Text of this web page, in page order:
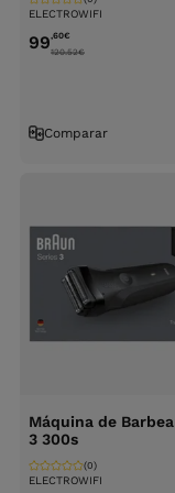
ELECTROWIFI
99,60€
120.52€
Comparar
Máquina de
3 300s
ELECTROWIFI
(0)